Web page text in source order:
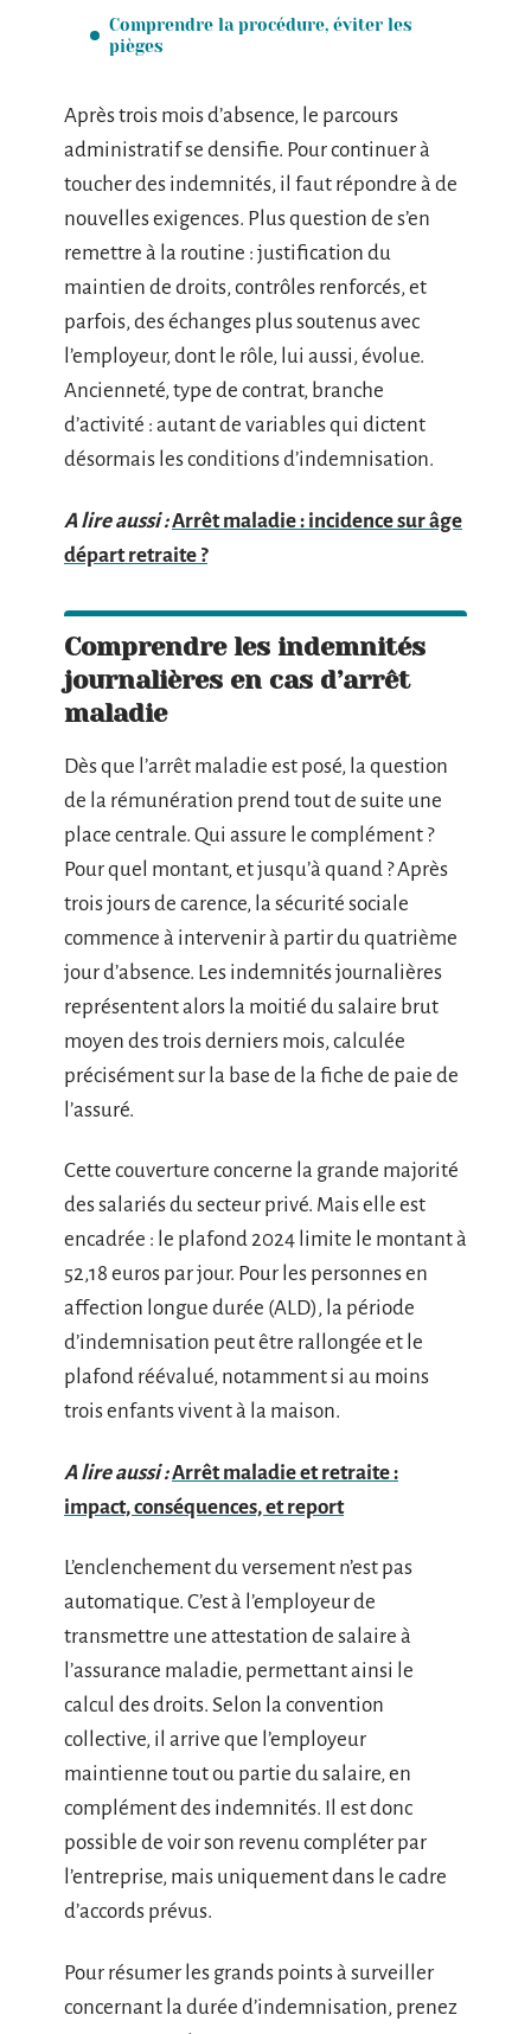
Comprendre la procédure, éviter les
pièges
Après trois mois d’absence, le parcours
administratif se densifie. Pour continuer à
toucher des indemnités, il faut répondre à de
nouvelles exigences. Plus question de s’en
remettre à la routine : justification du
maintien de droits, contrôles renforcés, et
parfois, des échanges plus soutenus avec
l’employeur, dont le rôle, lui aussi, évolue.
Ancienneté, type de contrat, branche
d’activité : autant de variables qui dictent
désormais les conditions d’indemnisation.
A lire aussi :Arrêt maladie : incidence sur âge
départ retraite ?
Comprendre les indemnités
journalières en cas d’arrêt
maladie
Dès que l’arrêt maladie est posé, la question
de la rémunération prend tout de suite une
place centrale. Qui assure le complément ?
Pour quel montant, et jusqu’à quand ? Après
trois jours de carence, la sécurité sociale
commence à intervenir à partir du quatrième
jour d’absence. Les indemnités journalières
représentent alors la moitié du salaire brut
moyen des trois derniers mois, calculée
précisément sur la base de la fiche de paie de
l’assuré.
Cette couverture concerne la grande majorité
des salariés du secteur privé. Mais elle est
encadrée : le plafond 2024 limite le montant à
52,18 euros par jour. Pour les personnes en
affection longue durée (ALD), la période
d’indemnisation peut être rallongée et le
plafond réévalué, notamment si au moins
trois enfants vivent à la maison.
A lire aussi :Arrêt maladie et retraite :
impact, conséquences, et report
L’enclenchement du versement n’est pas
automatique. C’est à l’employeur de
transmettre une attestation de salaire à
l’assurance maladie, permettant ainsi le
calcul des droits. Selon la convention
collective, il arrive que l’employeur
maintienne tout ou partie du salaire, en
complément des indemnités. Il est donc
possible de voir son revenu compléter par
l’entreprise, mais uniquement dans le cadre
d’accords prévus.
Pour résumer les grands points à surveiller
concernant la durée d’indemnisation, prenez